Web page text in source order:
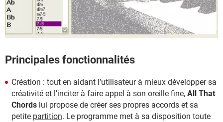
Principales fonctionnalités
Création : tout en aidant l’utilisateur à mieux développer sa
créativité et l’inciter à faire appel à son oreille fine, All That
Chords lui propose de créer ses propres accords et sa
petite partition. Le programme met à sa disposition toute